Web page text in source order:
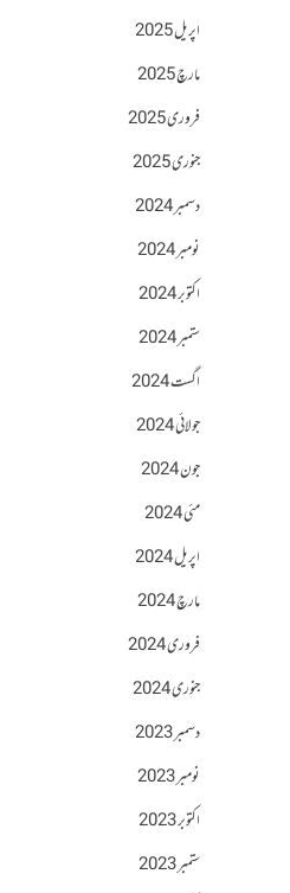
اپریل 2025
مارچ 2025
فروری 2025
جنوری 2025
دسمبر 2024
نومبر 2024
اکتوبر 2024
ستمبر 2024
اگست 2024
جولائی 2024
جون 2024
مئی 2024
اپریل 2024
مارچ 2024
فروری 2024
جنوری 2024
دسمبر 2023
نومبر 2023
اکتوبر 2023
ستمبر 2023